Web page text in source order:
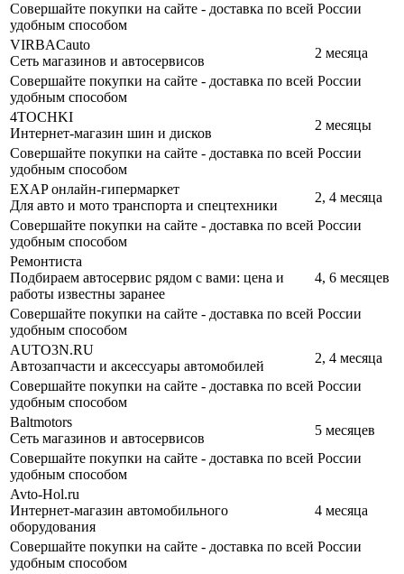
Совершайте покупки на сайте - доставка по всей России
удобным способом
VIRBACauto
Сеть магазинов и автосервисов
2 месяца
Совершайте покупки на сайте - доставка по всей России
удобным способом
4TOCHKI
Интернет-магазин шин и дисков
2 месяцы
Совершайте покупки на сайте - доставка по всей России
удобным способом
EXAP онлайн-гипермаркет
Для авто и мото транспорта и спецтехники
2, 4 месяца
Совершайте покупки на сайте - доставка по всей России
удобным способом
Ремонтиста
Подбираем автосервис рядом с вами: цена и
работы известны заранее
4, 6 месяцев
Совершайте покупки на сайте - доставка по всей России
удобным способом
AUTO3N.RU
Автозапчасти и аксессуары автомобилей
2, 4 месяца
Совершайте покупки на сайте - доставка по всей России
удобным способом
Baltmotors
Сеть магазинов и автосервисов
5 месяцев
Совершайте покупки на сайте - доставка по всей России
удобным способом
Avto-Hol.ru
Интернет-магазин автомобильного
оборудования
4 месяца
Совершайте покупки на сайте - доставка по всей России
удобным способом